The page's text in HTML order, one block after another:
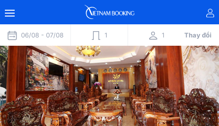
06/08 - 07/08 1 1 Thay đổi